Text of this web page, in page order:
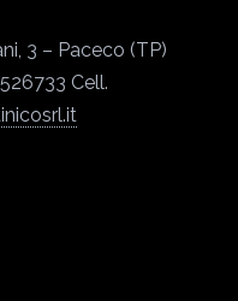
3 – Paceco (TP)
Cell.